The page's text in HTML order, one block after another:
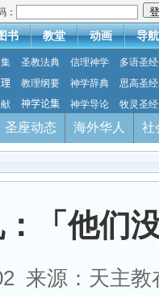
：
书 教堂 动画 导航
圣教法典 信理神学
多语圣经
教理纲要 神学辞典
思高圣经
神学论集 神学导论 牧灵圣经
圣座动态 海外华人 社
「他们
来源：天主